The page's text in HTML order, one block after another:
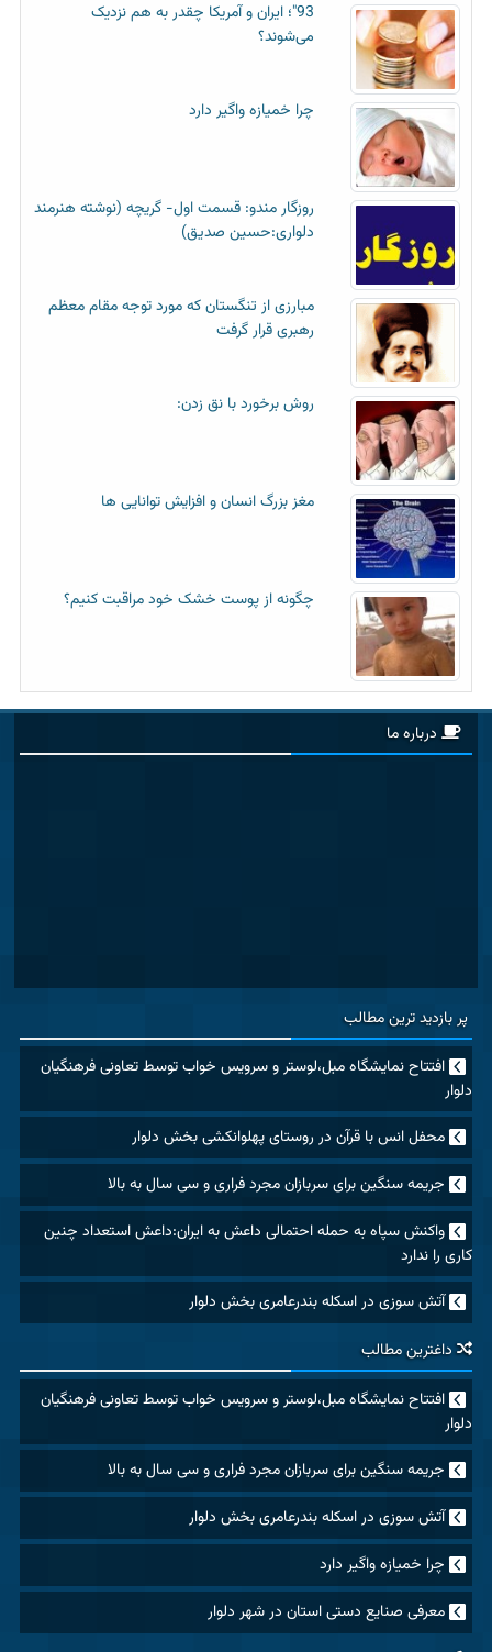
93"؛ ایران و آمریکا چقدر به هم نزدیک
می‌شوند؟
چرا خمیازه واگیر دارد
روزگار مندو: قسمت اول- گریچه (نوشته هنرمند
دلواری:حسین صدیق)
مبارزی از تنگستان که مورد توجه مقام معظم
رهبری قرار گرفت
روش برخورد با نق زدن:
مغز بزرگ انسان و افزایش توانایی ها
چگونه از پوست خشک خود مراقبت کنیم؟
درباره ما
پر بازدید ترین مطالب
افتتاح نمایشگاه مبل،لوستر و سرویس خواب توسط تعاونی فرهنگیان
دلوار
محفل انس با قرآن در روستای پهلوانکشی بخش دلوار
جریمه سنگین برای سربازان مجرد فراری و سی سال به بالا
واکنش سپاه به حمله احتمالی داعش به ایران:داعش استعداد چنین
کاری را ندارد
آتش سوزی در اسکله بندرعامری بخش دلوار
داغترین مطالب
افتتاح نمایشگاه مبل،لوستر و سرویس خواب توسط تعاونی فرهنگیان
دلوار
جریمه سنگین برای سربازان مجرد فراری و سی سال به بالا
آتش سوزی در اسکله بندرعامری بخش دلوار
چرا خمیازه واگیر دارد
معرفی صنایع دستی استان در شهر دلوار